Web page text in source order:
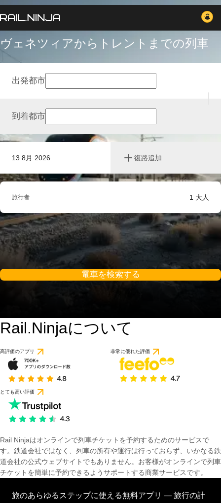
ヴェネツィアからトレントまでの列車
13 8月 2026 復路追加
出発都市
到着都市
旅行者 1 大人
電車を検索する
Rail.Ninjaについて
高評価のアプリ 非常に優れた評価
とても高い評価
Rail Ninjaはオンラインで列車チケットを予約するためのサービスで
す。鉄道会社ではなく、列車の所有や運行は行っておらず、いかなる鉄
道会社の公式ウェブサイトでもありません。お客様がオンラインで列車
チケットを簡単に予約できるようサポートする商業サービスです。
旅のあらゆるステップに使える無料アプリ — 旅行の計